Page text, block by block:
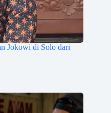
Jokowi di Solo dari